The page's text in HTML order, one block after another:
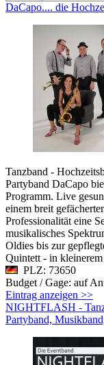
DaCapo.... die
Tanzband -
Partyband DaCapo
Programm. Live
einem breit
Professionalität eine
musikalisches
Oldies bis zur
Quintett - in
PLZ: 73650
Budget / Gage: auf
Eintrag anzeigen >>
NIGHTFLASH -
Partyband,